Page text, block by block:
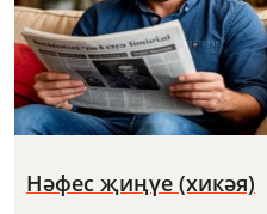
Нәфес җиңүе (хикәя)